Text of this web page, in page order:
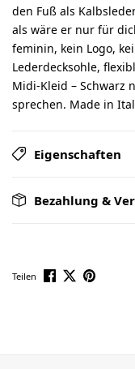
den Fuß als
als wäre er nur für
feminin, kein Logo,
Lederdecksohle,
Midi-Kleid – Schwarz
sprechen. Made in
Eigenschaften
Bezahlung &
Teilen